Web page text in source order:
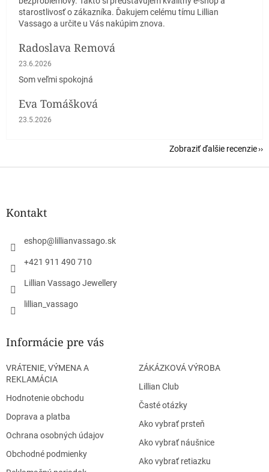
starostlivosť o zákazníka. Ďakujem celému tímu Lillian
Vassago a určite u Vás nakúpim znova.
Radoslava Remová
Hodnotenie obchodu je 5 z 5 hviezdičiek.
23.6.2026
Som veľmi spokojná
Eva Tomášková
Hodnotenie obchodu je 5 z 5 hviezdičiek.
23.5.2026
Zobraziť ďalšie recenzie
Z
Kontakt
eshop@ lillianvassago.sk
+421 911 490 710
Lillian Vassago Jewellery
lillian_vassago
Informácie pre vás
VRÁTENIE, VÝMENA A
REKLAMÁCIA
Hodnotenie obchodu
Doprava a platba
Ochrana osobných údajov
Obchodné podmienky
ZÁKÁZKOVÁ VÝROBA
Lillian Club
Časté otázky
Ako vybrať prsteň
Ako vybrať náušnice
Ako vybrať retiazku